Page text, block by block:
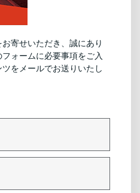
寄せいただき、誠にあり
ォームに必要事項をご入
をメールでお送りいたし